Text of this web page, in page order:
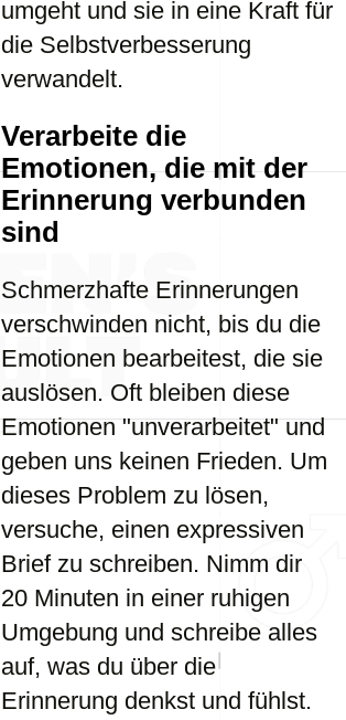
umgeht und sie in eine Kraft für
die Selbstverbesserung
verwandelt.
Verarbeite die
Emotionen, die mit der
Erinnerung verbunden
sind
Schmerzhafte Erinnerungen
verschwinden nicht, bis du die
Emotionen bearbeitest, die sie
auslösen. Oft bleiben diese
Emotionen "unverarbeitet" und
geben uns keinen Frieden. Um
dieses Problem zu lösen,
versuche, einen expressiven
Brief zu schreiben. Nimm dir
20 Minuten in einer ruhigen
Umgebung und schreibe alles
auf, was du über die
Erinnerung denkst und fühlst.